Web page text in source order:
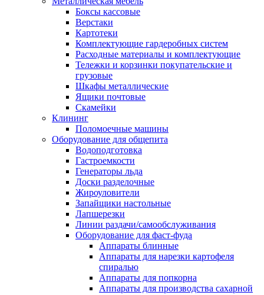
Боксы кассовые
Верстаки
Картотеки
Комплектующие гардеробных систем
Расходные материалы и комплектующие
Тележки и корзинки покупательские и
грузовые
Шкафы металлические
Ящики почтовые
Скамейки
Клининг
Поломоечные машины
Оборудование для общепита
Водоподготовка
Гастроемкости
Генераторы льда
Доски разделочные
Жироуловители
Запайщики настольные
Лапшерезки
Линии раздачи/самообслуживания
Оборудование для фаст-фуда
Аппараты блинные
Аппараты для нарезки картофеля
спиралью
Аппараты для попкорна
Аппараты для производства сахарной